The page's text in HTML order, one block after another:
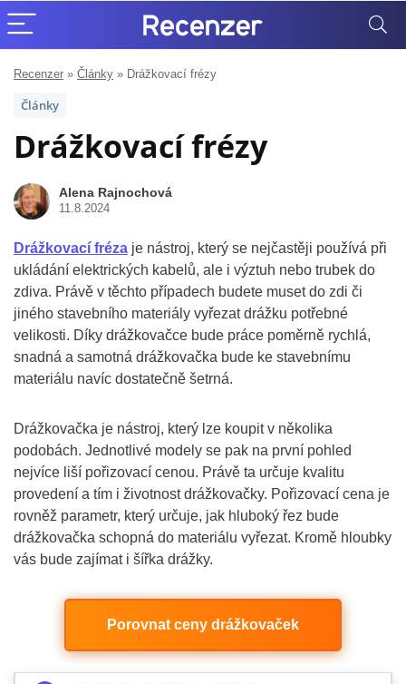
Recenzer » Články » Drážkovací frézy
Články
Drážkovací frézy
Alena Rajnochová
11.8.2024
Drážkovací fréza je nástroj, který se nejčastěji používá při
ukládání elektrických kabelů, ale i výztuh nebo trubek do
zdiva. Právě v těchto případech budete muset do zdi či
jiného stavebního materiály vyřezat drážku potřebné
velikosti. Díky drážkovačce bude práce poměrně rychlá,
snadná a samotná drážkovačka bude ke stavebnímu
materiálu navíc dostatečně šetrná.
Drážkovačka je nástroj, který lze koupit v několika
podobách. Jednotlivé modely se pak na první pohled
nejvíce liší pořizovací cenou. Právě ta určuje kvalitu
provedení a tím i životnost drážkovačky. Pořizovací cena je
rovněž parametr, který určuje, jak hluboký řez bude
drážkovačka schopná do materiálu vyřezat. Kromě hloubky
vás bude zajímat i šířka drážky.
Porovnat ceny drážkovaček